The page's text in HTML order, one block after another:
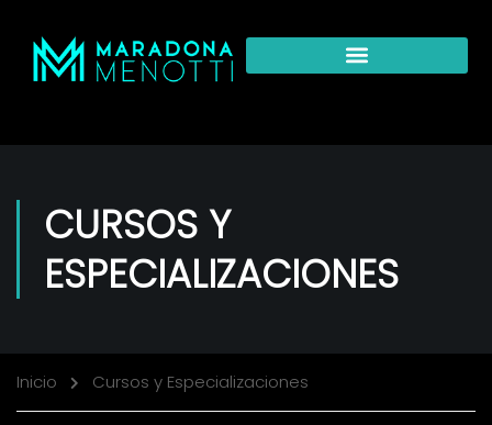
CURSOS Y
ESPECIALIZACIONES
Inicio Cursos y Especializaciones